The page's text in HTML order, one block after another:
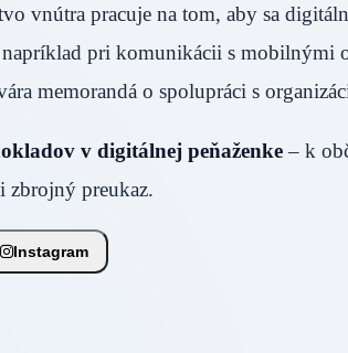
vnútra pracuje na tom, aby sa
napríklad pri komunikácii s mobilnými
memorandá o spolupráci s
v digitálnej peňaženke– k
zbrojný preukaz.
Instagram